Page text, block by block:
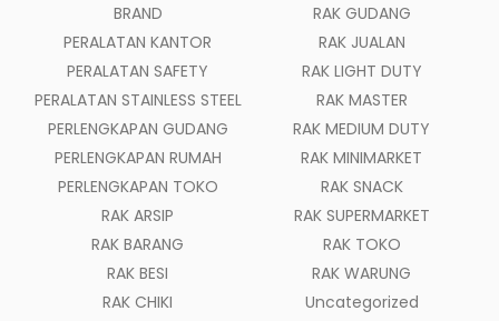
BRAND
PERALATAN KANTOR
PERALATAN SAFETY
PERALATAN STAINLESS STEEL
PERLENGKAPAN GUDANG
PERLENGKAPAN RUMAH
PERLENGKAPAN TOKO
RAK ARSIP
RAK BARANG
RAK BESI
RAK CHIKI
RAK GUDANG
RAK JUALAN
RAK LIGHT DUTY
RAK MASTER
RAK MEDIUM DUTY
RAK MINIMARKET
RAK SNACK
RAK SUPERMARKET
RAK TOKO
RAK WARUNG
Uncategorized